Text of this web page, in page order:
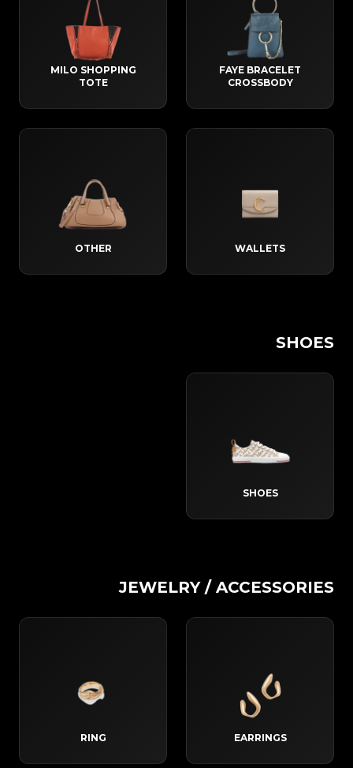
FAYE BRACELET
CROSSBODY
MILO SHOPPING
TOTE
WALLETS
OTHER
SHOES
SHOES
JEWELRY / ACCESSORIES
EARRINGS
RING